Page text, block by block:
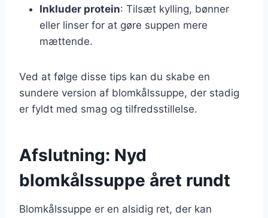
Inkluder protein: Tilsæt kylling, bønner
eller linser for at gøre suppen mere
mættende.
Ved at følge disse tips kan du skabe en
sundere version af blomkålssuppe, der stadig
er fyldt med smag og tilfredsstillelse.
Afslutning: Nyd
blomkålssuppe året rundt
Blomkålssuppe er en alsidig ret, der kan